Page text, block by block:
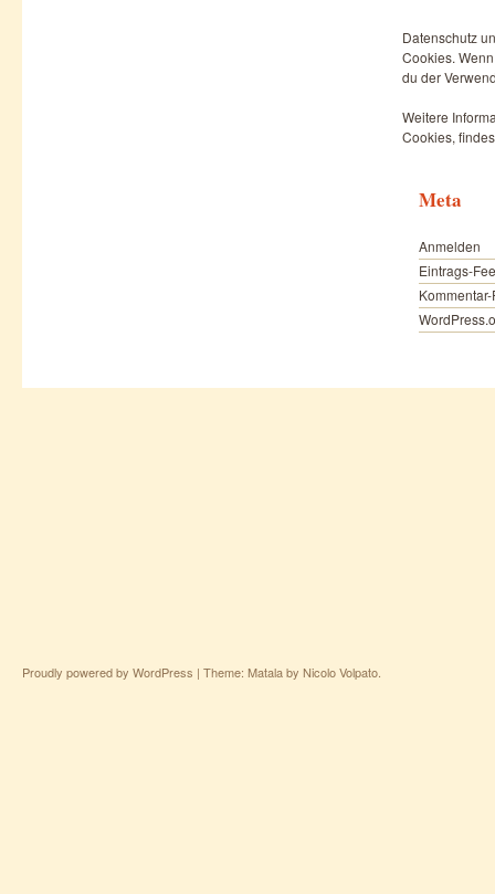
Datenschutz
Cookies.
du der
Weitere
Cookies,
Meta
Anmelden
Eintrags-
Proudly powered by WordPress | Theme: Matala by Nicolo Volpato.